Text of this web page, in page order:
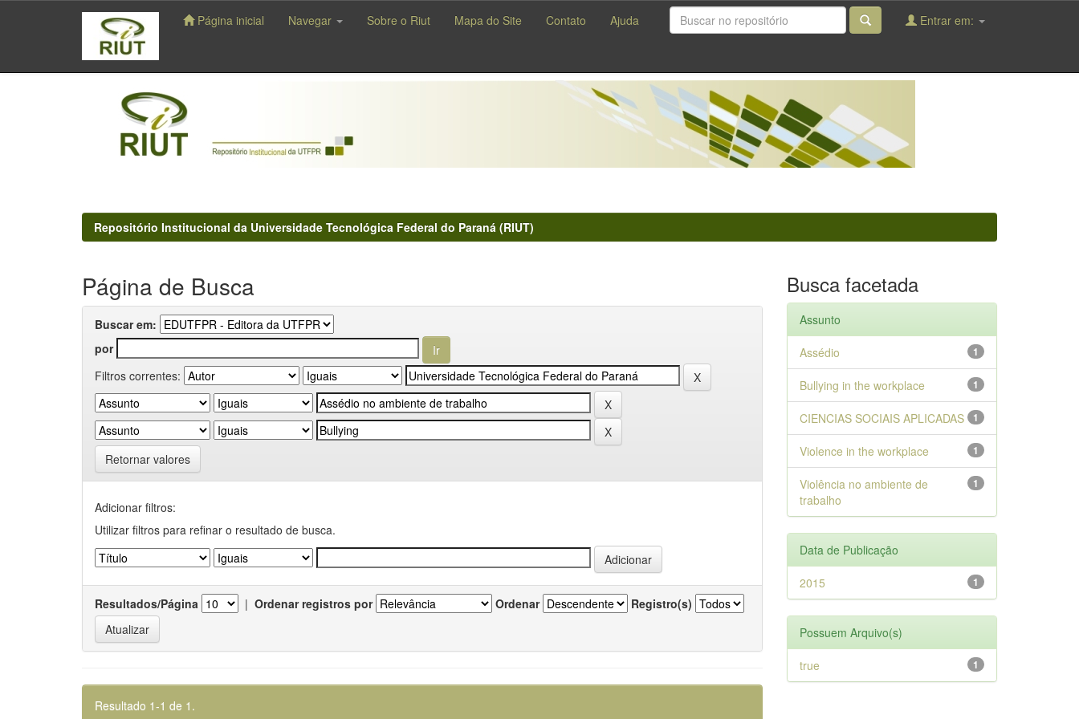
navigation
Página inicial Navegar Sobre o Riut Mapa do Site Contato Ajuda Entrar em:
Repositório Institucional da Universidade Tecnológica Federal do Paraná (RIUT)
Página de Busca
Buscar em:
por
Filtros correntes:
Retornar valores
Adicionar filtros:
Utilizar filtros para refinar o resultado de busca.
Resultados/Página | Ordenar registros por Ordenar Registro(s)
Resultado 1-1 de 1.
Busca facetada
Assunto
1
Assédio
1
Bullying in the workplace
1
CIENCIAS SOCIAIS APLICADAS
1
Violence in the workplace
1
Violência no ambiente de
trabalho
Data de Publicação
1
2015
Possuem Arquivo(s)
1
true